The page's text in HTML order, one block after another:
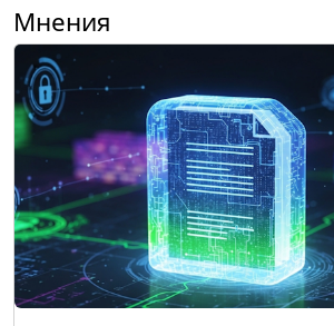
Мнения